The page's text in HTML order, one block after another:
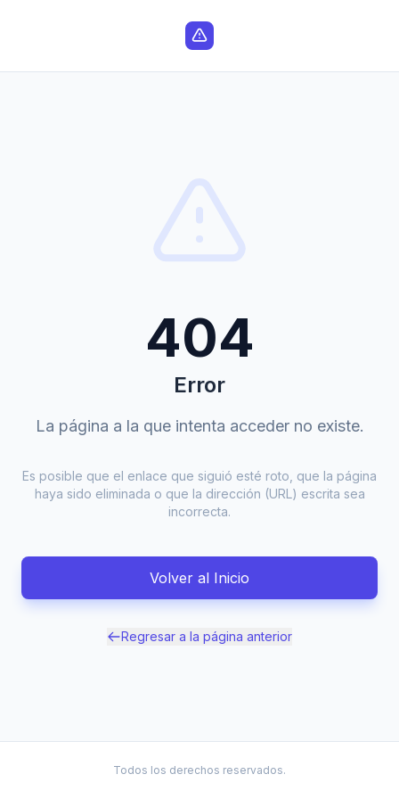
404
Error
La página a la que intenta acceder no existe.
Es posible que el enlace que siguió esté roto, que la página
haya sido eliminada o que la dirección (URL) escrita sea
incorrecta.
Volver al Inicio
Regresar a la página anterior
Todos los derechos reservados.